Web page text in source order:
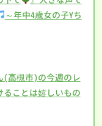
～年中4歳女の子Yち
(高槻市)の今週のレ
ることは嬉しいもの